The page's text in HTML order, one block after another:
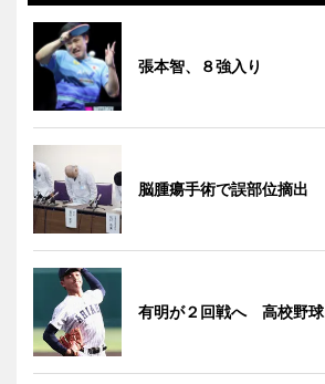
張本智、８強入り
脳腫瘍手術で誤部位摘出
有明が２回戦へ 高校野球